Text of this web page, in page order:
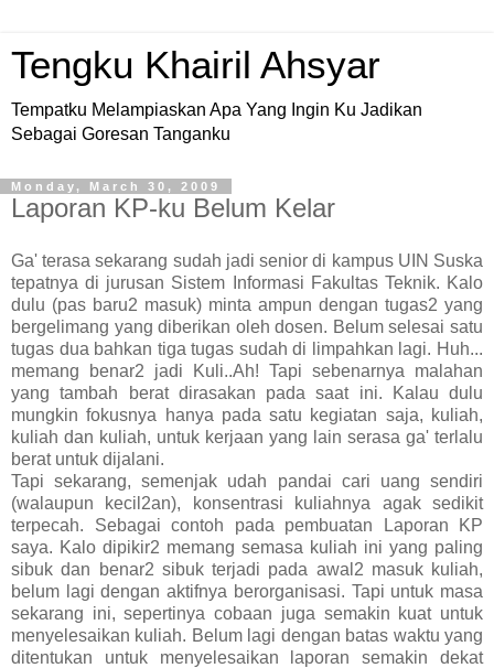
Tengku Khairil Ahsyar
Tempatku Melampiaskan Apa Yang Ingin Ku Jadikan
Sebagai Goresan Tanganku
Monday, March 30, 2009
Laporan KP-ku Belum Kelar
Ga' terasa sekarang sudah jadi senior di kampus UIN Suska
tepatnya di jurusan Sistem Informasi Fakultas Teknik. Kalo
dulu (pas baru2 masuk) minta ampun dengan tugas2 yang
bergelimang yang diberikan oleh dosen. Belum selesai satu
tugas dua bahkan tiga tugas sudah di limpahkan lagi. Huh...
memang benar2 jadi Kuli..Ah! Tapi sebenarnya malahan
yang tambah berat dirasakan pada saat ini. Kalau dulu
mungkin fokusnya hanya pada satu kegiatan saja, kuliah,
kuliah dan kuliah, untuk kerjaan yang lain serasa ga' terlalu
berat untuk dijalani.
Tapi sekarang, semenjak udah pandai cari uang sendiri
(walaupun kecil2an), konsentrasi kuliahnya agak sedikit
terpecah. Sebagai contoh pada pembuatan Laporan KP
saya. Kalo dipikir2 memang semasa kuliah ini yang paling
sibuk dan benar2 sibuk terjadi pada awal2 masuk kuliah,
belum lagi dengan aktifnya berorganisasi. Tapi untuk masa
sekarang ini, sepertinya cobaan juga semakin kuat untuk
menyelesaikan kuliah. Belum lagi dengan batas waktu yang
ditentukan untuk menyelesaikan laporan semakin dekat